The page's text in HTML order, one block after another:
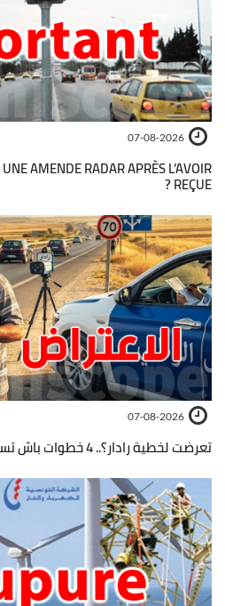
07-08-2026
AMENDE RADAR APRÈS L’AVOIR
REÇUE ?
07-08-2026
تعرضت لخطية رادار؟.. 4 خطوات باش تسوي وضعيتك